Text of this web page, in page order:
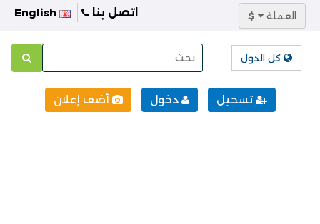
$ العملة اتصل بنا
كل الدول
تسجيل دخول أضف إعلان